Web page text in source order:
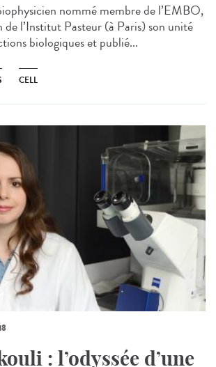
nommé membre de l’EMBO,
de l’Institut Pasteur (à Paris) son unité
biologiques et publié...
CELL
: l’odyssée d’une